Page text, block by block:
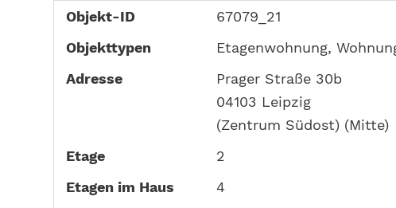
Objekt-ID
67079_21
Objekttypen
Etagenwohnung,
Adresse
Prager Straße 30b
04103 Leipzig
(Zentrum Südost) (Mitte)
Etage
2
Etagen im Haus
4